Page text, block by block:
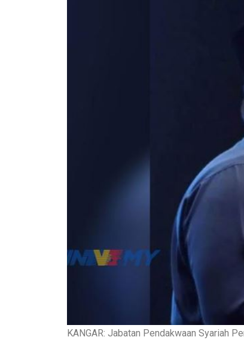
KANGAR: Jabatan Pendakwaan Syariah